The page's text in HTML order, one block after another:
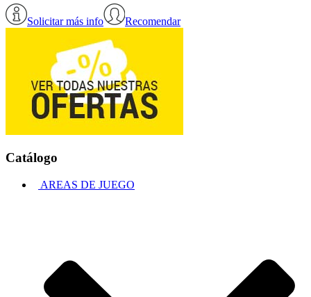
Solicitar más info Recomendar
Catálogo
AREAS DE JUEGO